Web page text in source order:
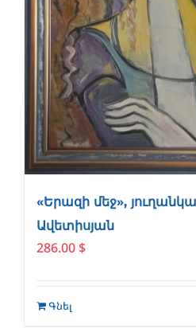
«Երազի մեջ»,
Ավետիսյան
286.00 $
Գնել